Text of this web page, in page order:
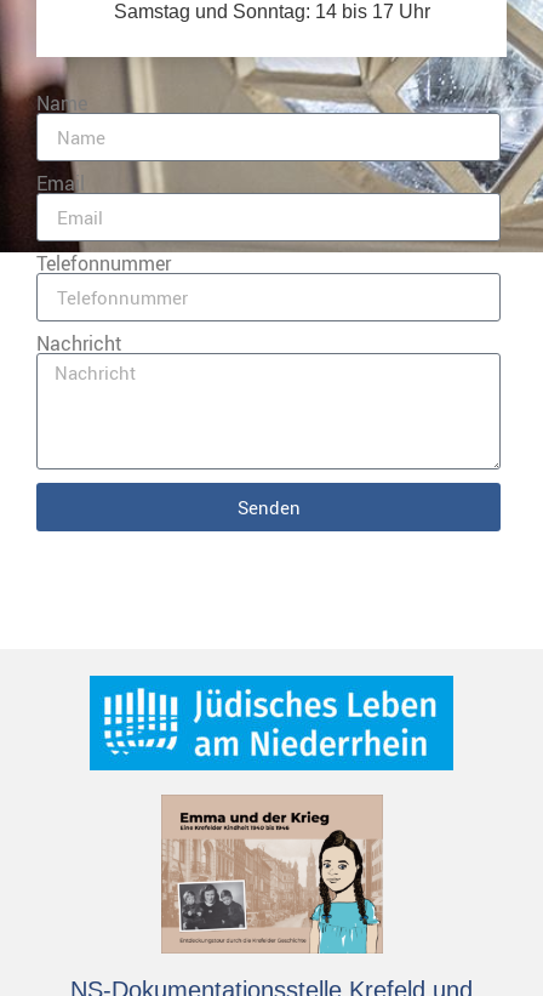
Samstag und Sonntag: 14 bis 17 Uhr
Name
Email
Telefonnummer
Nachricht
Senden
NS-Dokumentationsstelle Krefeld und